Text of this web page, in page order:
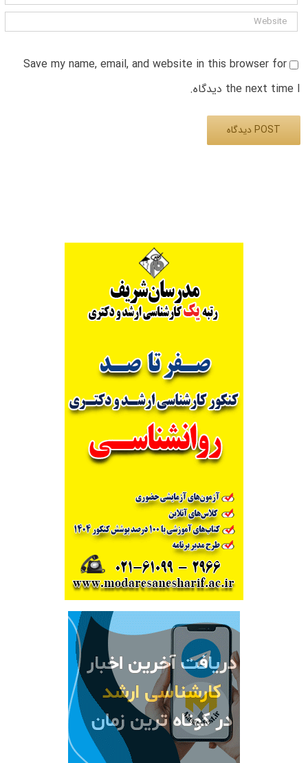
Save my name, email, and website in this browser for
the next time I دیدگاه.